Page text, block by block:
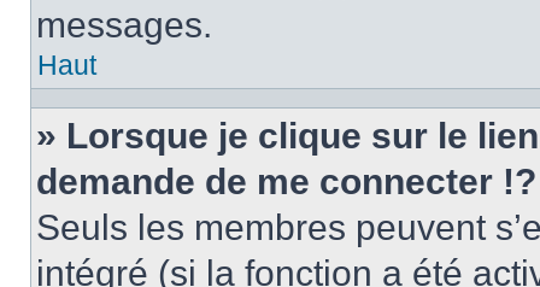
messages.
Haut
» Lorsque je clique sur le
demande de me connecter !?
Seuls les membres peuvent
intégré (si la fonction a été